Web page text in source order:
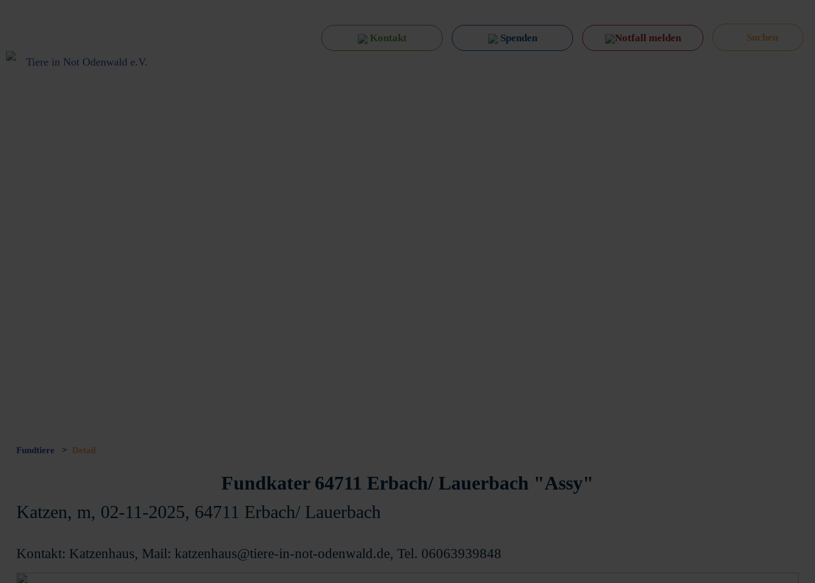
Kontakt Spenden Notfall melden
Fundtiere > Detail
Fundkater 64711 Erbach/ Lauerbach "Assy"
Katzen, m, 02-11-2025, 64711 Erbach/ Lauerbach
Kontakt: Katzenhaus, Mail: katzenhaus@tiere-in-not-odenwald.de, Tel. 06063939848